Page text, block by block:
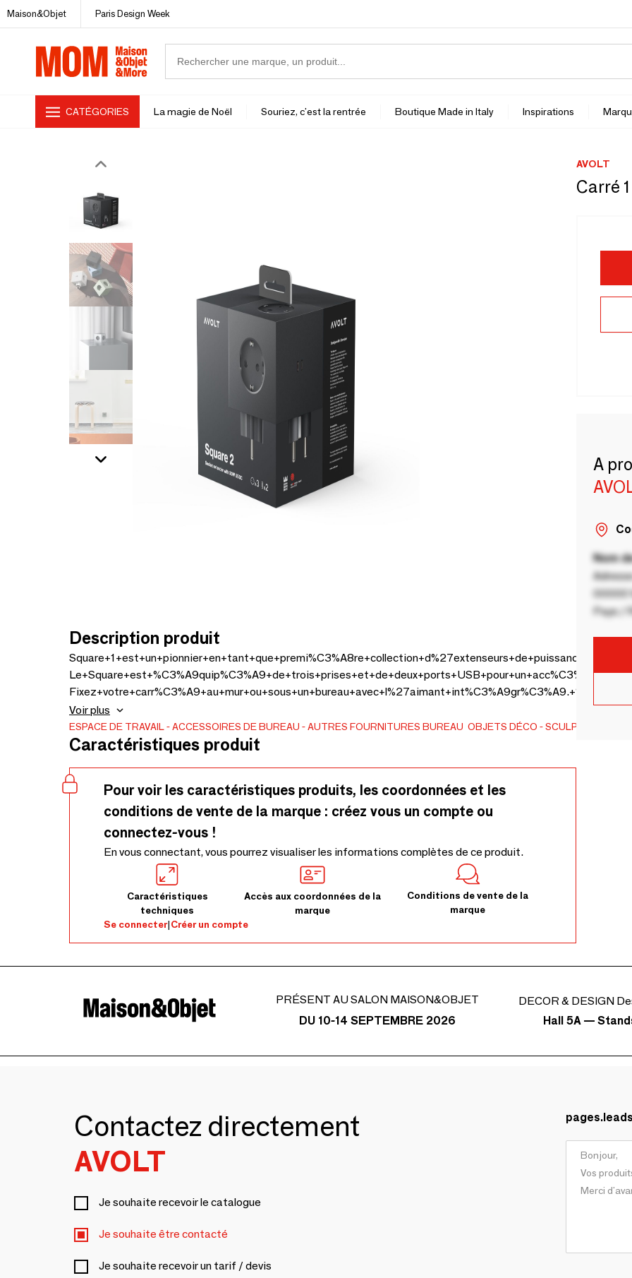
Maison&Objet Paris Design Week
CATÉGORIES La magie de Noël Souriez, c'est la rentrée Boutique Made in Italy Inspirations
Description produit
Voir plus
ESPACE DE TRAVAIL ACCESSOIRES DE BUREAU AUTRES FOURNITURES BUREAU OBJETS DÉCO SCULPTURES ET
Caractéristiques produit
Pour voir les caractéristiques produits, les coordonnées et les
conditions de vente de la marque : créez vous un compte ou
connectez-vous !
En vous connectant, vous pourrez visualiser les informations complètes de ce produit.
Caractéristiques
techniques
Accès aux coordonnées de la
marque
Conditions de vente de la
marque
Se connecter|Créer un compte
AVOLT
Carré
A
Nom
00000
Pays /
PRÉSENT AU SALON MAISON&OBJET
DU 10-14 SEPTEMBRE 2026
DECOR & DESIGN
Hall 5A —
Contactez directement
AVOLT
Je souhaite recevoir le catalogue
Je souhaite être contacté
Je souhaite recevoir un tarif / devis